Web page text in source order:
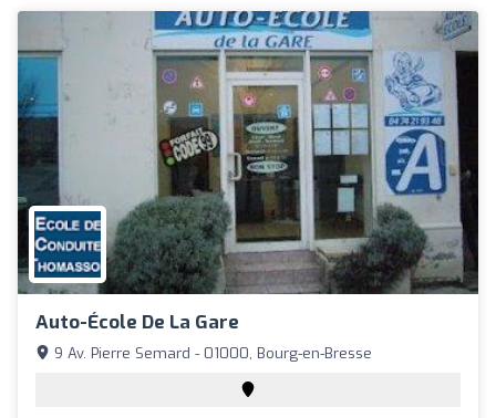
Auto-École De La Gare
9 Av. Pierre Semard - 01000, Bourg-en-Bresse